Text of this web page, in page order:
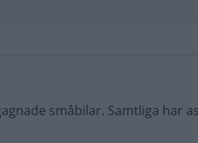
småbilar. Samtliga har